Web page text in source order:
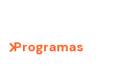
Programas